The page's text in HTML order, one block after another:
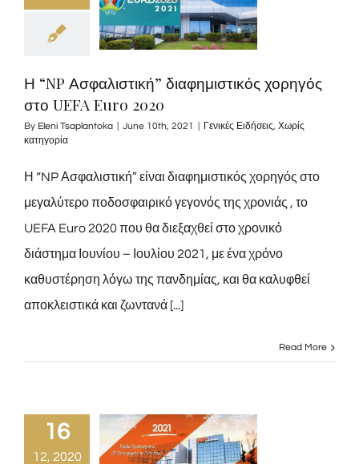
Η “NP Ασφαλιστική” διαφημιστικός χορηγός
στο UEFA Euro 2020
By Eleni Tsaplantoka June 10th, 2021 Γενικές Ειδήσεις, Χωρίς
κατηγορία
Η “NP Ασφαλιστική” είναι διαφημιστικός χορηγός στο
μεγαλύτερο ποδοσφαιρικό γεγονός της χρονιάς , το
UEFA Euro 2020 που θα διεξαχθεί στο χρονικό
διάστημα Ιουνίου – Ιουλίου 2021, με ένα χρόνο
καθυστέρηση λόγω της πανδημίας, και θα καλυφθεί
αποκλειστικά και ζωντανά [...]
Read More
16
12, 2020